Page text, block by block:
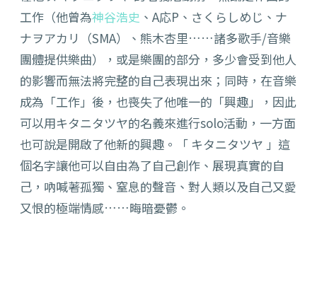
工作（他曾為神谷浩史 、A応P、さくらしめじ、ナ
ナヲアカリ（SMA）、熊木杏里……諸多歌手/音樂
團體提供樂曲），或是樂團的部分，多少會受到他人
的影響而無法將完整的自己表現出來；同時，在音樂
成為「工作」後，也喪失了他唯一的「興趣」，因此
可以用キタニタツヤ的名義來進行solo活動，一方面
也可說是開啟了他新的興趣。「 キタニタツヤ 」這
個名字讓他可以自由為了自己創作、展現真實的自
己， 吶喊著孤獨、窒息的聲音、對人類以及自己又愛
又恨的極端情感……晦暗憂鬱。